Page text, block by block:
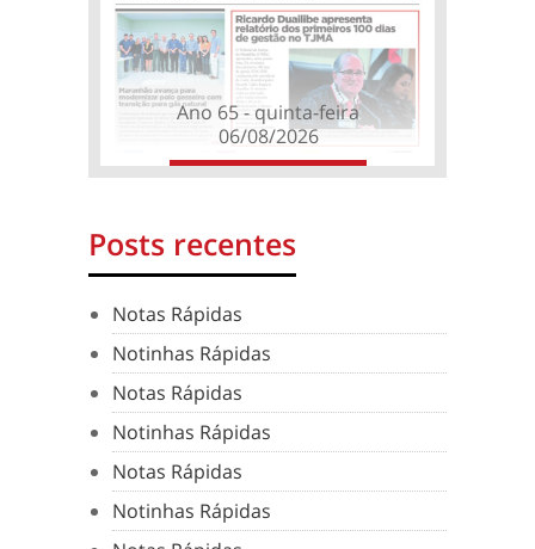
Ano 65 - quinta-feira
06/08/2026
Posts recentes
Notas Rápidas
Notinhas Rápidas
Notas Rápidas
Notinhas Rápidas
Notas Rápidas
Notinhas Rápidas